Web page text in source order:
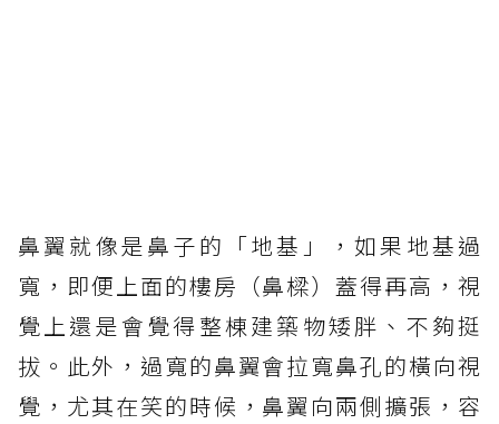
鼻翼就像是鼻子的「地基」，如果地基過
寬，即便上面的樓房（鼻樑）蓋得再高，視
覺上還是會覺得整棟建築物矮胖、不夠挺
拔。此外，過寬的鼻翼會拉寬鼻孔的橫向視
覺，尤其在笑的時候，鼻翼向兩側擴張，容